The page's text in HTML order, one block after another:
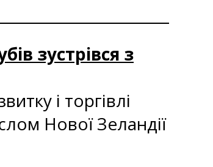
зустрівся з
і торгівлі
Нової Зеландії